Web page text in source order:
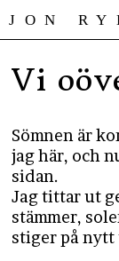
JON
Vi
Sömnen är
jag här, och
sidan.
Jag tittar ut
stämmer,
stiger på nytt